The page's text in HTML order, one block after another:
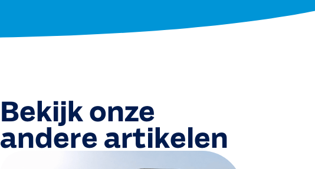
Bekijk onze
andere artikelen